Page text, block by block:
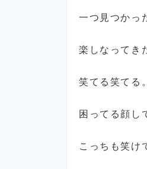
一つ見つかっ
楽しなってき
笑てる笑てる
困ってる顔し
こっちも笑け